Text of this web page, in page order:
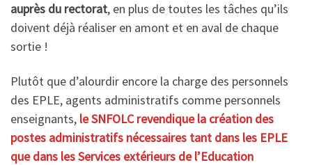
auprès du rectorat, en plus de toutes les tâches qu’ils
doivent déjà réaliser en amont et en aval de chaque
sortie !
Plutôt que d’alourdir encore la charge des personnels
des EPLE, agents administratifs comme personnels
enseignants, le SNFOLC revendique la création des
postes administratifs nécessaires tant dans les EPLE
que dans les Services extérieurs de l’Education